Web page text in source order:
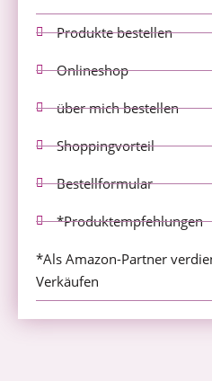
Produkte bestellen
Onlineshop
über mich bestellen
Shoppingvorteil
Bestellformular
*Produktempfehlungen
*Als Amazon-Partner
Verkäufen